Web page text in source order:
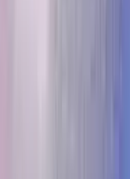
проходит
Можно сделать
либо мы возьмём
от студии